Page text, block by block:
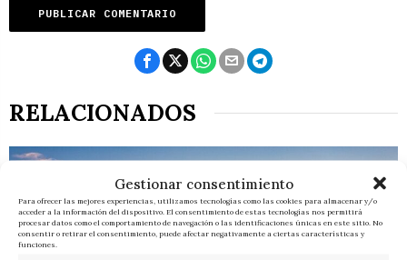
Gestionar consentimiento
Para ofrecer las mejores experiencias, utilizamos tecnologías como las cookies para almacenar y/o
acceder a la información del dispositivo. El consentimiento de estas tecnologías nos permitirá
procesar datos como el comportamiento de navegación o las identificaciones únicas en este sitio. No
consentir o retirar el consentimiento, puede afectar negativamente a ciertas características y
funciones.
RELACIONADOS